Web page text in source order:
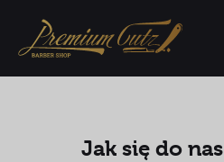
Jak się do nas